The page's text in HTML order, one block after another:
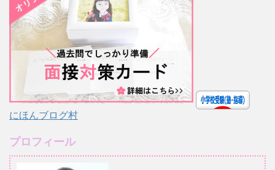
にほんブログ村
プロフィール